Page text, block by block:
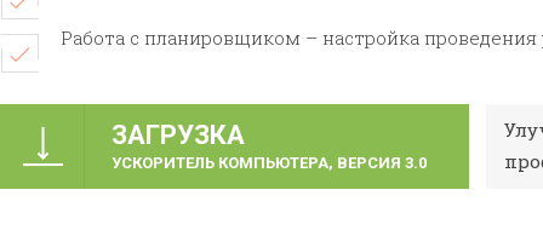
Работа с планировщиком – настройка
ЗАГРУЗКА
УСКОРИТЕЛЬ КОМПЬЮТЕРА, ВЕРСИЯ 3.0